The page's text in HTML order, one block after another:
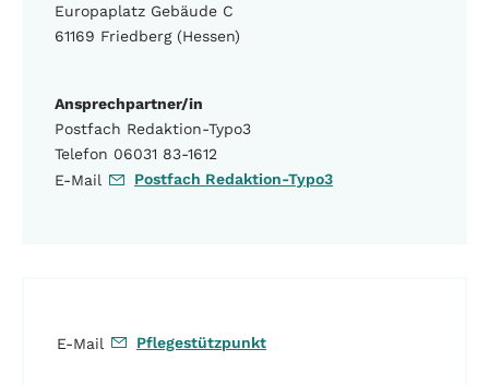
Europaplatz Gebäude C
61169 Friedberg (Hessen)
Ansprechpartner/in
Postfach Redaktion-Typo3
Telefon 06031 83-1612
E-Mail
Postfach Redaktion-Typo3
E-Mail Pflegestützpunkt